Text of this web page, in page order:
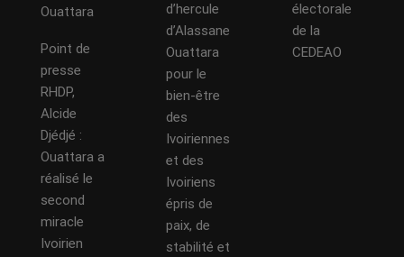
Ouattara
Point de
presse
RHDP,
Alcide
Djédjé :
Ouattara a
réalisé le
second
miracle
Ivoirien
d’hercule
d’Alassane
Ouattara
pour le
bien-être
des
Ivoiriennes
et des
Ivoiriens
épris de
paix, de
stabilité et
électorale
de la
CEDEAO